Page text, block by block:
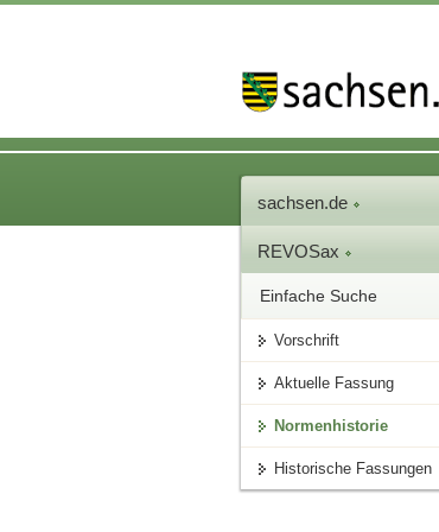
sachsen.de
REVOSax
Einfache Suche
Vorschrift
Aktuelle Fassung
Normenhistorie
Historische Fassungen